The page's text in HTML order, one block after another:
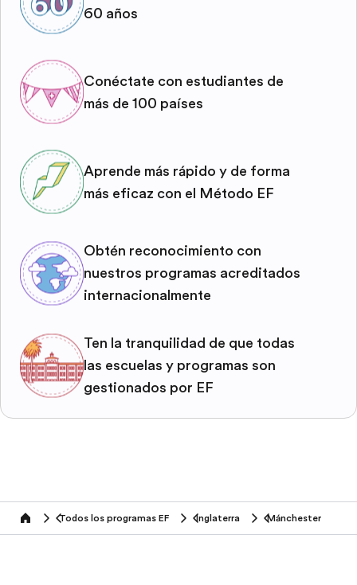
60 años
Conéctate con estudiantes de
más de 100 países
Aprende más rápido y de forma
más eficaz con el Método EF
Obtén reconocimiento con
nuestros programas acreditados
internacionalmente
Ten la tranquilidad de que todas
las escuelas y programas son
gestionados por EF
home Todos los programas EF Inglaterra Mánchester